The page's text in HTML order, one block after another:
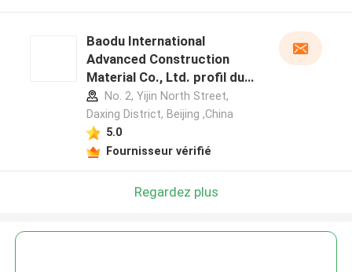
Baodu International
Advanced Construction
Material Co., Ltd. profil du
fabricant
No. 2, Yijin North Street,
Daxing District, Beijing ,China
5.0
Fournisseur vérifié
Regardez plus